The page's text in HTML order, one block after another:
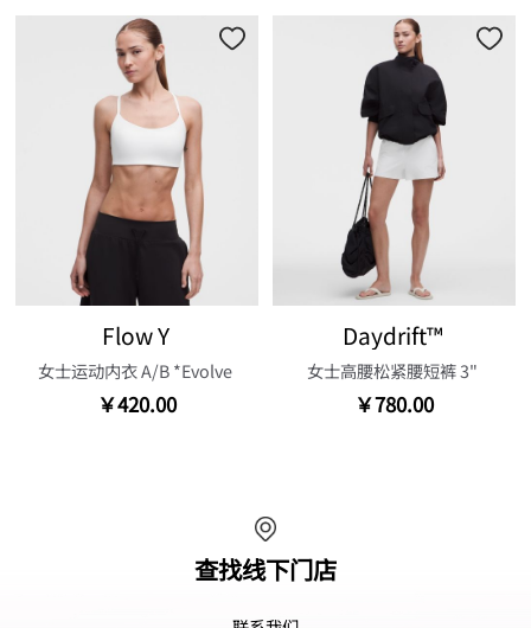
Flow Y
女士运动内衣 A/B *Evolve
￥420.00
Daydrift™
女士高腰松紧腰短裤 3"
￥780.00
查找线下门店